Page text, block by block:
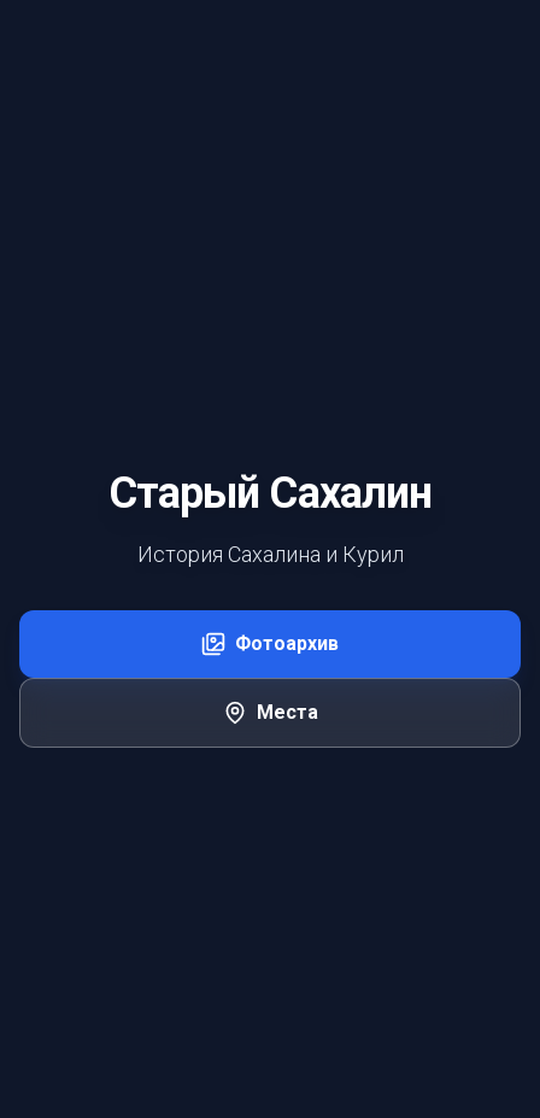
Старый Сахалин
История Сахалина и Курил
Фотоархив
Места